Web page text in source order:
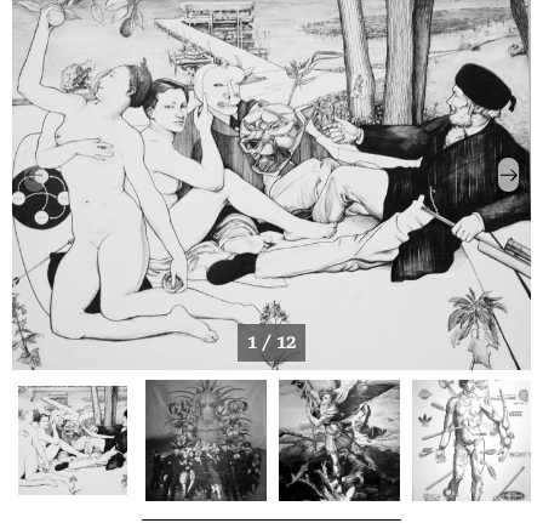
1 / 12